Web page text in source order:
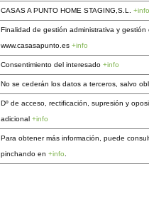
CASAS A PUNTO HOME STAGING,S.L. +info
Finalidad de gestión administrativa y
www.casasapunto.es +info
Consentimiento del interesado +info
No se cederán los datos a terceros, salvo
Dº de acceso, rectificación, supresión y
adicional +info
Para obtener más información, puede
pinchando en +info